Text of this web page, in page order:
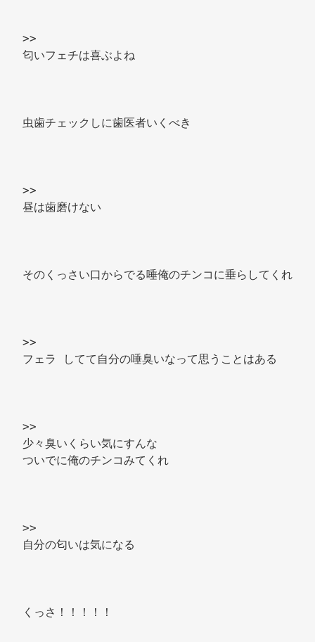
>>
匂いフェチは喜ぶよね
虫歯チェックしに歯医者いくべき
>>
昼は歯磨けない
>>
フェラ してて自分の唾臭いなって思うことはある
>>
少々臭いくらい気にすんな
ついでに俺のチンコみてくれ
>>
自分の匂いは気になる
くっさ！！！！！